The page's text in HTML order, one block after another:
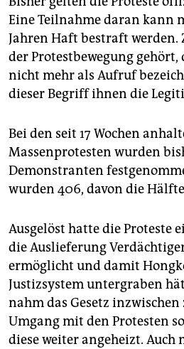
Eine Teilnahme daran kann
Jahren Haft bestraft werden.
der Protestbewegung gehört,
nicht mehr als Aufruf
dieser Begriff ihnen die
Bei den seit 17 Wochen
Massenprotesten wurden
Demonstranten
wurden 406, davon die
Ausgelöst hatte die Proteste
die Auslieferung
ermöglicht und damit
Justizsystem untergraben
nahm das Gesetz
Umgang mit den Protesten
diese weiter angeheizt. Auch